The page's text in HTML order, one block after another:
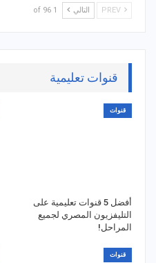
التالي 1 of 96
قنوات تعليمية
قنوات
أفضل 5 قنوات تعليمية على
التليفزيون المصري لجميع
المراحل!
قنوات